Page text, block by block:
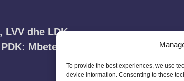
To provide the best experiences, we use
device information. Consenting to these
LVV dhe LDK
Mbetemi në